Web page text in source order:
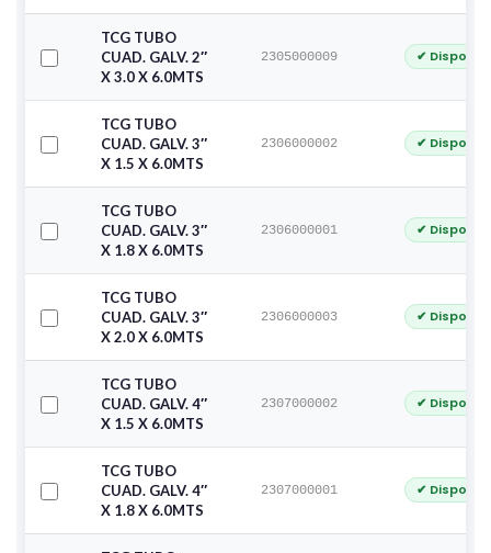
TCG TUBO
CUAD. GALV. 2″
X 3.0 X 6.0MTS
2305000009 ✔
TCG TUBO
CUAD. GALV. 3″
X 1.5 X 6.0MTS
2306000002 ✔
TCG TUBO
CUAD. GALV. 3″
X 1.8 X 6.0MTS
2306000001 ✔
TCG TUBO
CUAD. GALV. 3″
X 2.0 X 6.0MTS
2306000003 ✔
TCG TUBO
CUAD. GALV. 4″
X 1.5 X 6.0MTS
2307000002 ✔
TCG TUBO
CUAD. GALV. 4″
X 1.8 X 6.0MTS
2307000001 ✔